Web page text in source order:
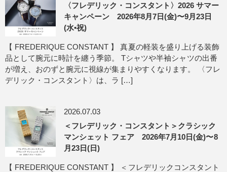
〈フレデリック・コンスタント〉2026 サマー
キャンペーン 2026年8月7日(金)〜9月23日
(水•祝)
【 FREDERIQUE CONSTANT 】 真夏の軽装を盛り上げる装飾
品として腕元に時計を纏う季節。 Tシャツや半袖シャツの出番
が増え、おのずと腕元に視線が集まりやすくなります。 〈フレ
デリック・コンスタント〉は、ラ […]
2026.07.03
＜フレデリック・コンスタント＞クラシック
マンシェット フェア 2026年7月10日(金)〜8
月23日(日)
【 FREDERIQUE CONSTANT 】 ＜フレデリックコンスタント